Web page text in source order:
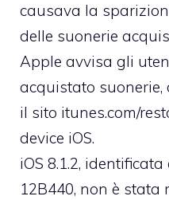
causava la
delle suonerie
Apple avvisa gli
acquistato
il sito itunes.com/
device iOS.
iOS 8.1.2,
12B440, non è stata